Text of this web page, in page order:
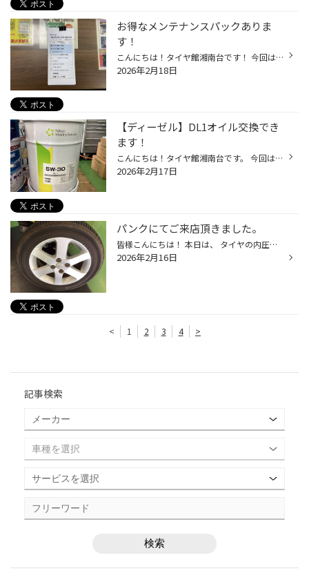
お得なメンテナンスパックありま
す！
こんにちは！タイヤ館湘南台です！ 今回はメンテナンスパックをご紹介させていただきます！ 当店のメンテナンスパックはオイルパックと脱着パック さらに両方を合わせた脱着オイルパックがございます！ 全て1年間の期限があり通常やるよりもお得になります！ 中身に関しては オイルパック 脱着パッ...
2026年2月18日
【ディーゼル】DL1オイル交換でき
ます！
こんにちは！タイヤ館湘南台です。 今回はディーゼルオイルを紹介させていただきます！ 主な現行の適合車種は ハイエース キャラバン デリカD:5 マツダクリーンディーゼルなど DL-1規格の車種に適合します！ オイル交換の交換目安は 走行距離で5000km 時期で半年での交換目安になります！ オイルの...
2026年2月17日
パンクにてご来店頂きました。
皆様こんにちは！ 本日は、 タイヤの内圧が下がるという事でご相談頂きました。 さっそくタイヤを点検していきます！ 発見しました！ タイヤの内側のほうに挿さってしまっていた、 金属片によってのパンクでした。 内圧が低下した状態で走行した場合に出来てしまう、 サイド部分の引きずりが出来て...
2026年2月16日
< 1 2 3 4 >
記事検索